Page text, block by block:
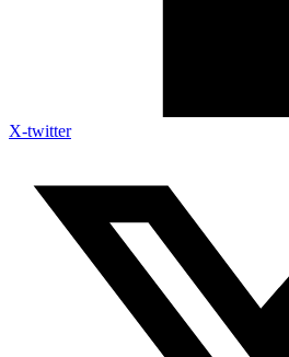
X-twitter